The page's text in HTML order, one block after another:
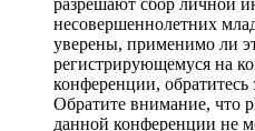
разрешают сбор личной
несовершеннолетних
уверены, применимо ли
регистрирующемуся на
конференции,
Обратите внимание, что
данной конференции не